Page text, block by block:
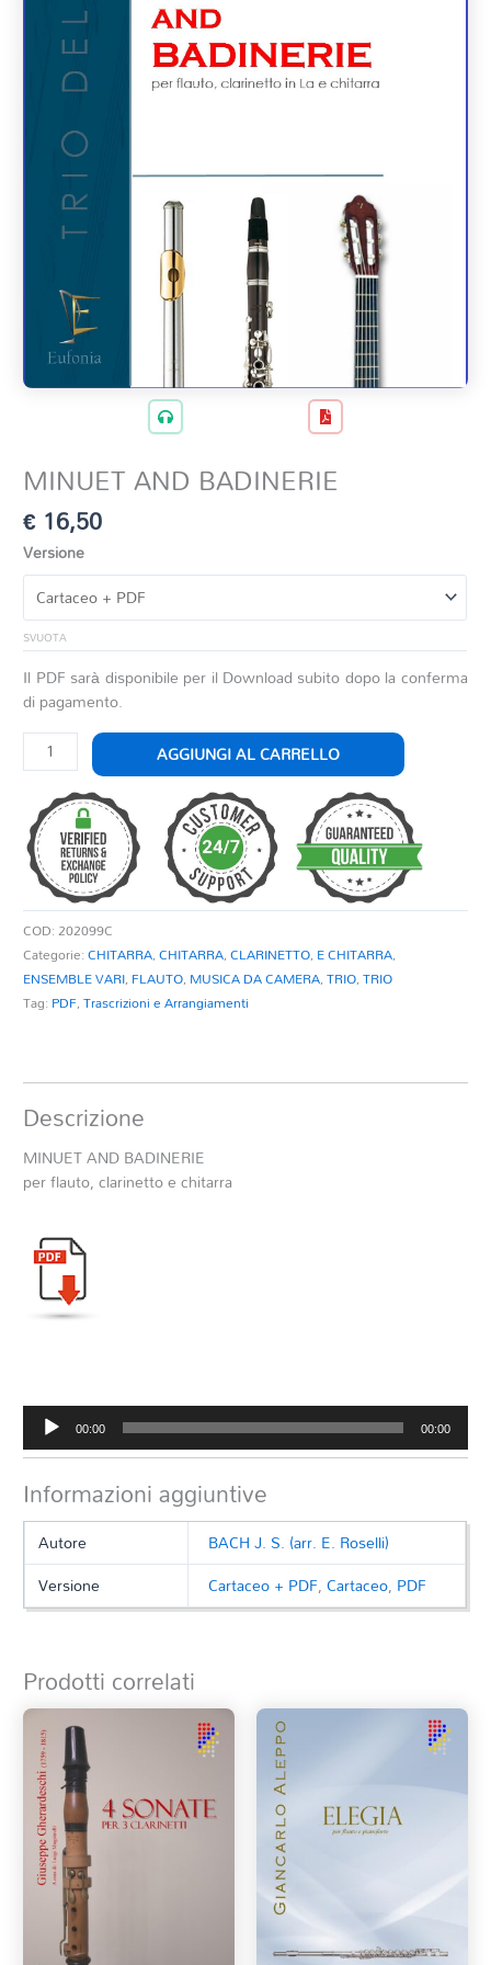
MINUET AND BADINERIE
€ 16,50
Versione
SVUOTA
Il PDF sarà disponibile per il Download subito dopo la conferma
di pagamento.
MINUET
AND
BADINERIE
quantità
AGGIUNGI AL CARRELLO
COD:202099C
Categorie:CHITARRA,CHITARRA,CLARINETTO, E CHITARRA,
ENSEMBLE VARI, FLAUTO, MUSICA DA CAMERA,TRIO,TRIO
Tag: PDF,Trascrizioni e Arrangiamenti
Descrizione
MINUET AND BADINERIE
per flauto, clarinetto e chitarra
Audio
Player
00:00 00:00
Informazioni aggiuntive
Autore
BACH J. S. (arr. E. Roselli)
Versione
Cartaceo + PDF,Cartaceo, PDF
Prodotti correlati